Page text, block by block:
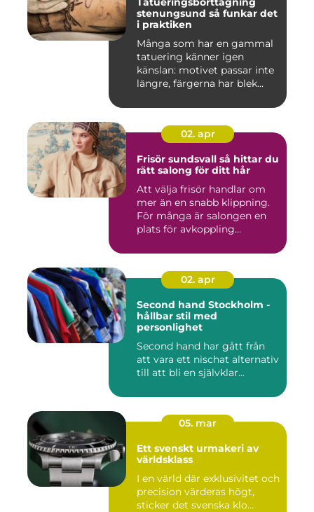
stenungsund så funkar det
i praktiken
Många som har en gammal
tatuering känner igen
känslan: motivet passar inte
längre, färgerna har blek...
02. apr
Frisör sundsvall så hittar du
rätt salong för ditt hår
Att välja frisör handlar om
mer än en snabb klippning.
För många är salongen en
plats för avkoppling...
02. apr
Second hand Stockholm -
hållbar stil med
personlighet
Second hand har gått från
att vara ett nischat alternativ
till att bli en självklar...
05. mar
Ett svenskt urmakeri av
världsklass
I en värld där exklusivitet och
precision värderas högt,
sticker det svenska klo...